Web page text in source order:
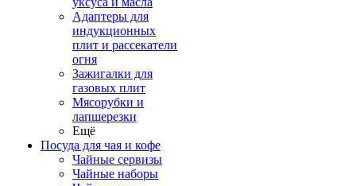
Адаптеры для
индукционных
плит и рассекатели
огня
Зажигалки для
газовых плит
Мясорубки и
лапшерезки
Ещё
Посуда для чая и кофе
Чайные сервизы
Чайные наборы